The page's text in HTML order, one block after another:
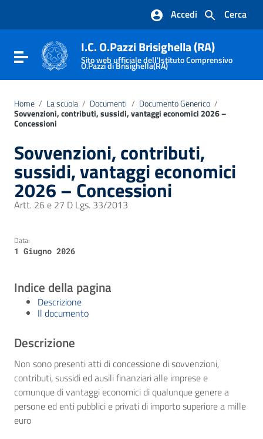
Vai al footer
Cerca
Accedi
Attiva / disattiva la navigazione
I.C. O.Pazzi Brisighella (RA)
Sito web ufficiale dell'Istituto Comprensivo
O.Pazzi di Brisighella(RA)
Home / La scuola / Documenti / Documento Generico /
Sovvenzioni, contributi, sussidi, vantaggi economici 2026 –
Concessioni
Sovvenzioni, contributi,
sussidi, vantaggi economici
2026 – Concessioni
Artt. 26 e 27 D Lgs. 33/2013
Data:
1 Giugno 2026
Indice della pagina
Descrizione
Il documento
Descrizione
Non sono presenti atti di concessione di sovvenzioni,
contributi, sussidi ed ausili finanziari alle imprese e
comunque di vantaggi economici di qualunque genere a
persone ed enti pubblici e privati di importo superiore a mille
euro